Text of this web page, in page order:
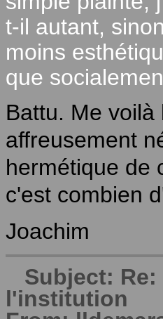
t-il autant,
moins
que
Battu. Me
affreusement
hermétique de
c'est combien
Joachim
Subject:
l'institution